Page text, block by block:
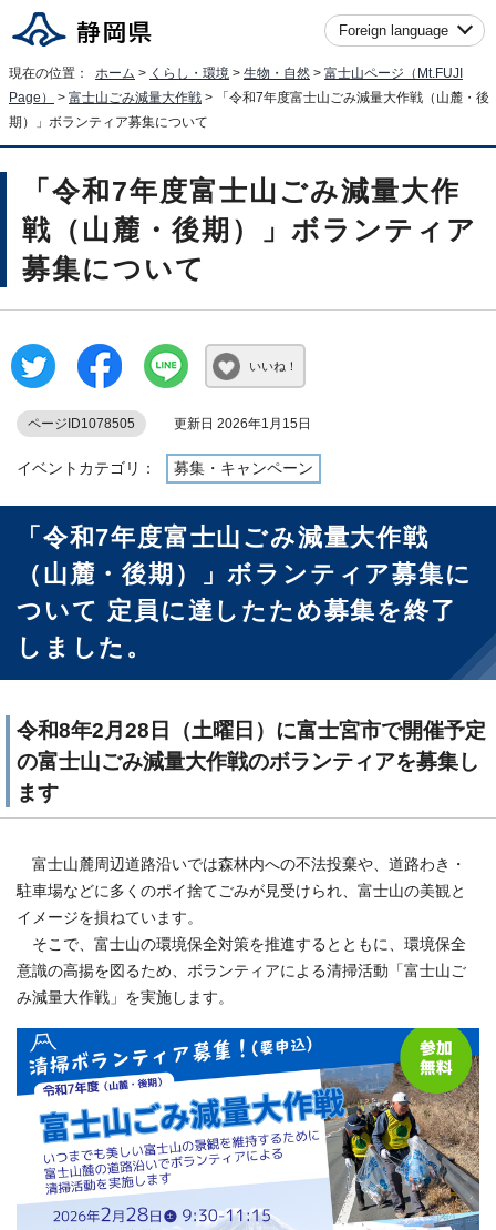
Foreign language
現在の位置： ホーム > くらし・環境 > 生物・自然 > 富士山ページ（ Mt.FUJI
Page ） > 富士山ごみ減量大作戦 > 「令和7年度富士山ごみ減量大作戦（山麓・後
期）」ボランティア募集について
「令和7年度富士山ごみ減量大作
戦（山麓・後期）」ボランティア
募集について
いいね！
ページID1078505 更新日 2026年1月15日
イベントカテゴリ： 募集・キャンペーン
「令和7年度富士山ごみ減量大作戦
（山麓・後期）」ボランティア募集に
ついて 定員に達したため募集を終了
しました。
令和8年2月28日（土曜日）に富士宮市で開催予定
の富士山ごみ減量大作戦のボランティアを募集し
ます
富士山麓周辺道路沿いでは森林内への不法投棄や、道路わき・
駐車場などに多くのポイ捨てごみが見受けられ、富士山の美観と
イメージを損ねています。
そこで、富士山の環境保全対策を推進するとともに、環境保全
意識の高揚を図るため、ボランティアによる清掃活動「富士山ご
み減量大作戦」を実施します。